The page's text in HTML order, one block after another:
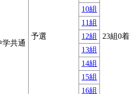
学共通
予選 23組0
10組
11組
12組
13組
14組
15組
16組